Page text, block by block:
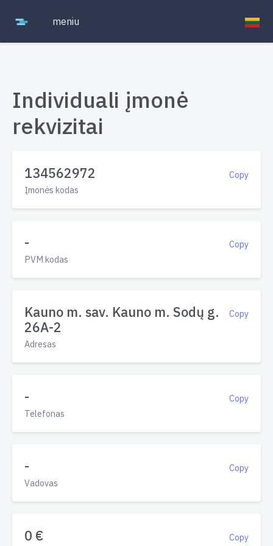
meniu
Individuali įmonė
rekvizitai
Copy
134562972
Įmonės kodas
Copy
-
PVM kodas
Copy
Kauno m. sav. Kauno m. Sodų g.
26A-2
Adresas
Copy
-
Telefonas
Copy
-
Vadovas
Copy
0 €